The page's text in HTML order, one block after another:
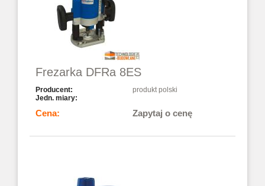
Frezarka DFRa 8ES
produkt polski
Zapytaj o cenę